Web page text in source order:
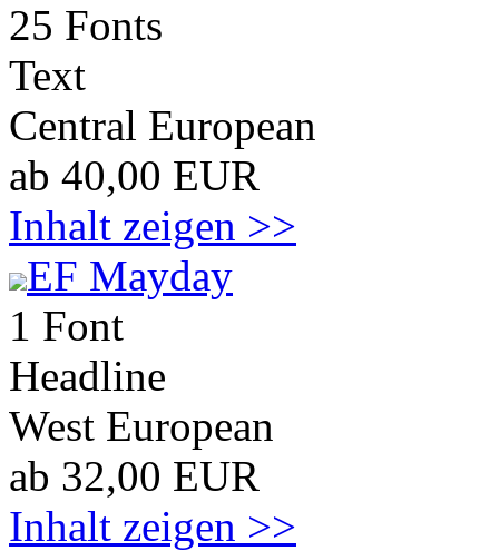
25 Fonts
Text
Central European
ab 40,00 EUR
Inhalt zeigen >>
EF Mayday
1 Font
Headline
West European
ab 32,00 EUR
Inhalt zeigen >>